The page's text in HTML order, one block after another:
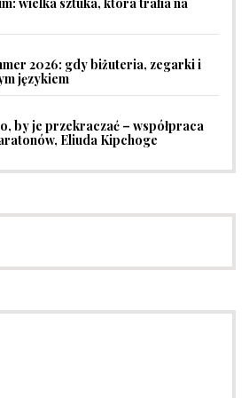
2026: gdy biżuteria, zegarki i
językiem
by je przekraczać – współpraca
Eliuda Kipchoge